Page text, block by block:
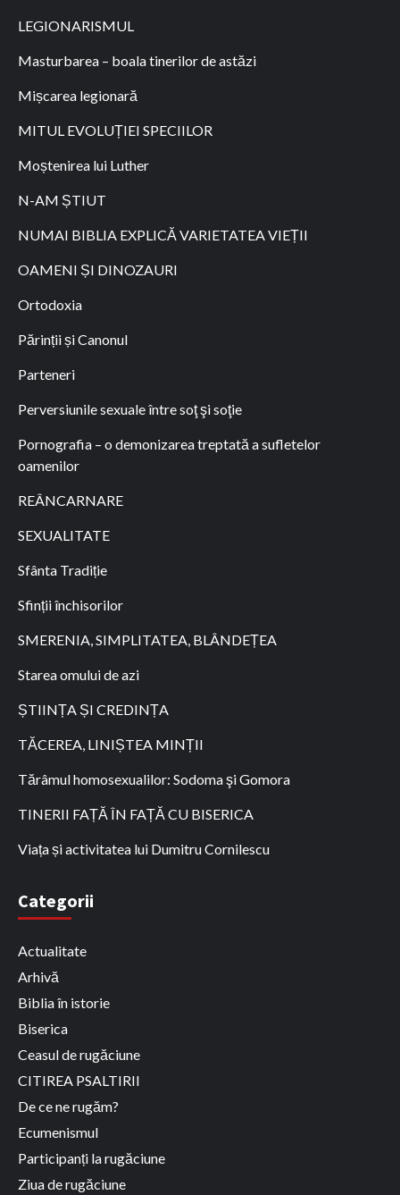
LEGIONARISMUL
Masturbarea – boala tinerilor de astăzi
Mișcarea legionară
MITUL EVOLUȚIEI SPECIILOR
Moștenirea lui Luther
N-AM ȘTIUT
NUMAI BIBLIA EXPLICĂ VARIETATEA VIEȚII
OAMENI ȘI DINOZAURI
Ortodoxia
Părinții și Canonul
Parteneri
Perversiunile sexuale între soţ şi soţie
Pornografia – o demonizarea treptată a sufletelor
oamenilor
REÂNCARNARE
SEXUALITATE
Sfânta Tradiție
Sfinții închisorilor
SMERENIA, SIMPLITATEA, BLÂNDEȚEA
Starea omului de azi
ȘTIINȚA ȘI CREDINȚA
TĂCEREA, LINIȘTEA MINȚII
Tărâmul homosexualilor: Sodoma şi Gomora
TINERII FAȚĂ ÎN FAȚĂ CU BISERICA
Viața și activitatea lui Dumitru Cornilescu
Categorii
Actualitate
Arhivă
Biblia în istorie
Biserica
Ceasul de rugăciune
CITIREA PSALTIRII
De ce ne rugăm?
Ecumenismul
Participanți la rugăciune
Ziua de rugăciune